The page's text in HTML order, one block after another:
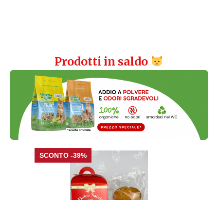
Prodotti in saldo
SCONTO -39%
Il
prezzo
originale
era:
6,50 €.
Il
prezzo
attuale
è:
3,99 €.